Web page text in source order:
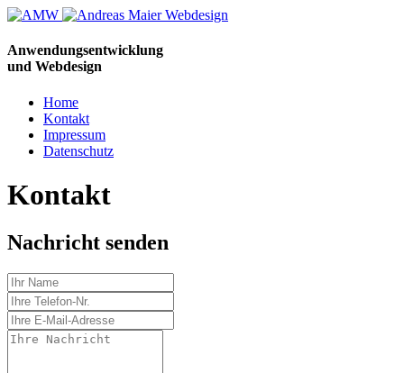
Anwendungs­entwicklung
und Webdesign
Home
Kontakt
Impressum
Datenschutz
Kontakt
Nachricht senden